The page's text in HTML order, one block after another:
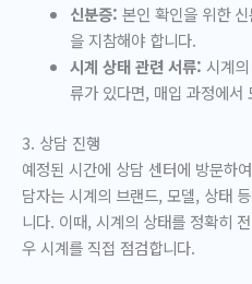
신분증: 본인 확인을 위한
을 지참해야 합니다.
시계 상태 관련 서류: 시계
류가 있다면, 매입 과정에서
3. 상담 진행
예정된 시간에 상담 센터에 방문하
담자는 시계의 브랜드, 모델, 상태
니다. 이때, 시계의 상태를 정확히
우 시계를 직접 점검합니다.